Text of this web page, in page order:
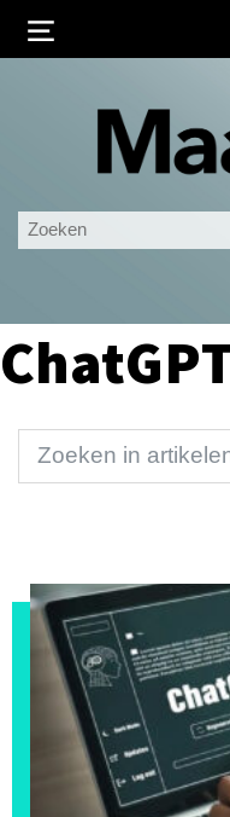
Ingelogd blijven